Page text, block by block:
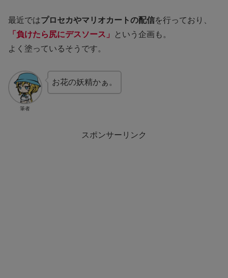
最近ではプロセカやマリオカートの配信を行っており、
「負けたら尻にデスソース」
という企画も。
よく塗っているそうです。
筆者
お花の妖精かぁ。
スポンサーリンク